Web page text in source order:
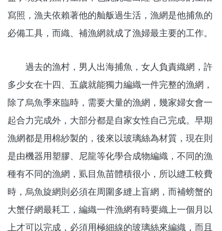
寫照，漁夫依賴著他的舢舨過生活，漁網是他捕魚的
必備工具，而織、補漁網就成了漁婦最主要的工作。
過去的漁村，男人出海捕魚，女人負責織網，許
多少女在十四、五歲就能獨力編織一件完整的漁網，
除了烏魚季來臨時，需要大量的漁網，幾家婦女會一
起合力完成外，大部分都是自家女性自己完成。早期
漁網都是用棉紗製的，後來以玻璃絲為材質，現在則
是由機器用塑膠、尼龍等化學合成物編織，不同的漁
種有不同的漁網，虱目魚苗體積很小，所以縫工較費
時，烏魚旋網則必須在周圍多縫上盲網，而補螃蟹的
大蟹仔網最耗工，編織一件漁網有時要織上一個月以
上才可以完成，必須用極細線的玻璃絲來編織，而且